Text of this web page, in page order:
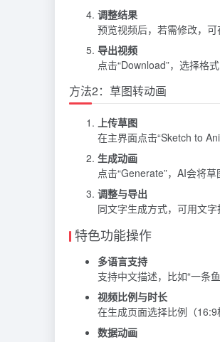
调整结果
预览视频后，若需修改，可
导出视频
点击“Download”，选择格
方法2：草图转动画
上传草图
在主界面点击“Sketch to
生成动画
点击“Generate”，AI会将
调整与导出
同文字生成方式，可用文字
特色功能操作
多语言支持
支持中文描述，比如“一条
视频比例与时长
在生成页面选择比例（
数据动画